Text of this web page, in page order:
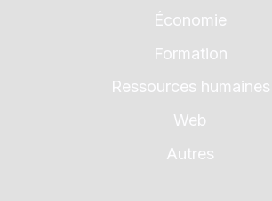
Économie
Formation
Ressources humaines
Web
Autres